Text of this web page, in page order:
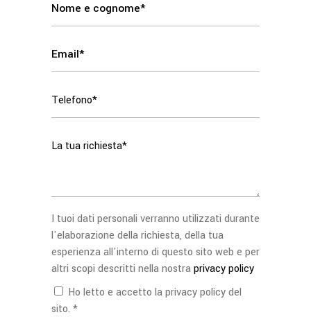
I tuoi dati personali verranno utilizzati durante
l'elaborazione della richiesta, della tua
esperienza all'interno di questo sito web e per
altri scopi descritti nella nostraprivacy policy
Ho letto e accetto la privacy policy del
sito. *